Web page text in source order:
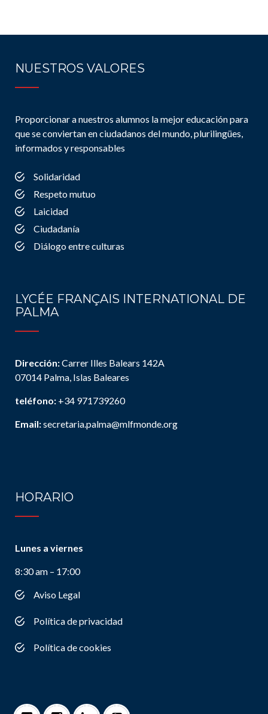
NUESTROS VALORES
Proporcionar a nuestros alumnos la mejor educación para
que se conviertan en ciudadanos del mundo, plurilingües,
informados y responsables
Solidaridad
Respeto mutuo
Laicidad
Ciudadanía
Diálogo entre culturas
LYCÉE FRANÇAIS INTERNATIONAL DE
PALMA
Dirección:Carrer Illes Balears 142A
07014 Palma, Islas Baleares
teléfono: +34 971739260
Email:secretaria.palma@mlfmonde.org
HORARIO
Lunes a viernes
8:30 am – 17:00
Aviso Legal
Política de privacidad
Política de cookies